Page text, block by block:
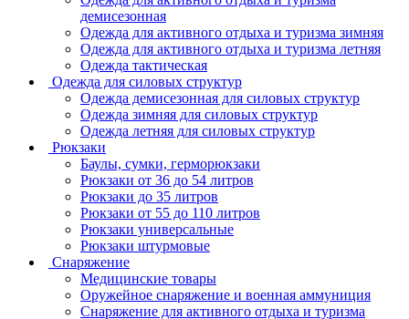
демисезонная
Одежда для активного отдыха и туризма зимняя
Одежда для активного отдыха и туризма летняя
Одежда тактическая
Одежда для силовых структур
Одежда демисезонная для силовых структур
Одежда зимняя для силовых структур
Одежда летняя для силовых структур
Рюкзаки
Баулы, сумки, герморюкзаки
Рюкзаки от 36 до 54 литров
Рюкзаки до 35 литров
Рюкзаки от 55 до 110 литров
Рюкзаки универсальные
Рюкзаки штурмовые
Снаряжение
Медицинские товары
Оружейное снаряжение и военная аммуниция
Снаряжение для активного отдыха и туризма